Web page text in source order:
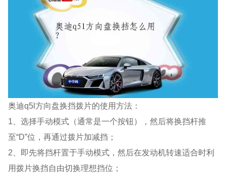
奥迪q5l方向盘换挡拨片的使用方法：
1、选择手动模式（通常是一个按钮），然后将换挡杆推
至“D”位，再通过拨片加减挡；
2、即先将挡杆置于手动模式，然后在发动机转速适合时利
用拨片换挡自由切换理想挡位；